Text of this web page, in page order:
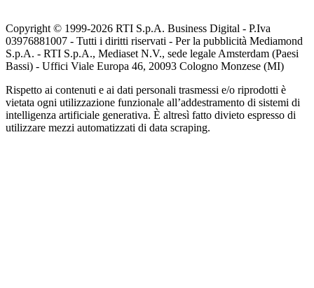
Copyright © 1999-2026 RTI S.p.A. Business Digital - P.Iva
03976881007 - Tutti i diritti riservati - Per la pubblicità Mediamond
S.p.A. - RTI S.p.A., Mediaset N.V., sede legale Amsterdam (Paesi
Bassi) - Uffici Viale Europa 46, 20093 Cologno Monzese (MI)
Rispetto ai contenuti e ai dati personali trasmessi e/o riprodotti è
vietata ogni utilizzazione funzionale all’addestramento di sistemi di
intelligenza artificiale generativa. È altresì fatto divieto espresso di
utilizzare mezzi automatizzati di data scraping.